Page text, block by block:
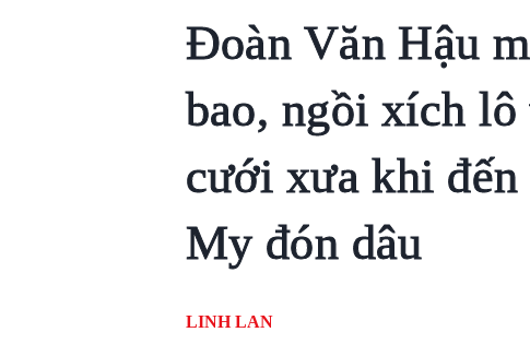
Đoàn Văn Hậu
bao, ngồi xích lô
cưới xưa khi
My đón dâu
LINH LAN